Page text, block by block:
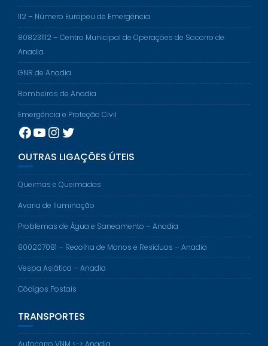
112 – Número Europeu de Emergência
808231112 – Centro Municipal de Operações de Socorro de
Anadia
GNR de Anadia
Bombeiros de Anadia
Emergência e Proteção Civil
Facebook
YouTube
Instagram
Twitter
OUTRAS LIGAÇÕES ÚTEIS
Queimas e Queimadas
Avaria de Iluminação
Problemas de Água e Saneamento – Anadia
800207081 – Recolha de Monos e Resíduos – Anadia
Vespa Asiática – Anadia
Códigos Postais
TRANSPORTES
Autocarro VNM <-> Anadia